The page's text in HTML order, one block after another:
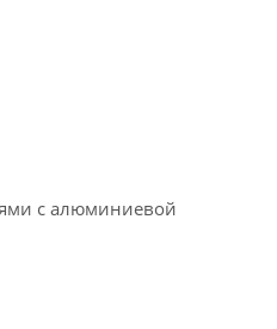
с алюминиевой